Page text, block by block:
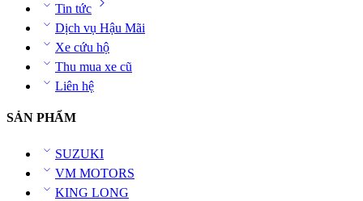
Tin tức
Dịch vụ Hậu Mãi
Xe cứu hộ
Thu mua xe cũ
Liên hệ
SẢN PHẨM
SUZUKI
VM MOTORS
KING LONG